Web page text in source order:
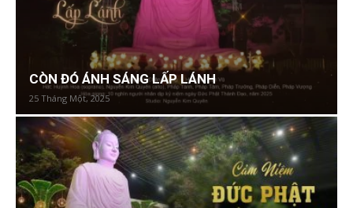
CÒN ĐÓ ÁNH SÁNG LẤP LÁNH
25 Tháng Một, 2025